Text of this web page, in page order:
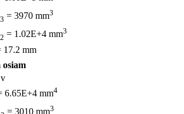
= 3970 mm3
= 1.02E+4 mm3
17.2 mm
6.65E+4 mm4
= 3010 mm3